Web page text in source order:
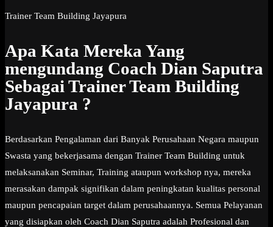
Trainer Team Building Jayapura
Apa Kata Mereka Yang
mengundang Coach Dian Saputra
Sebagai Trainer Team Building
Jayapura ?
Berdasarkan Pengalaman dari Banyak Perusahaan Negara maupun
Swasta yang bekerjasama dengan Trainer Team Building untuk
melaksanakan Seminar, Training ataupun workshop nya, mereka
merasakan dampak signifikan dalam peningkatan kualitas personal
maupun pencapaian target dalam perusahaannya. Semua Pelayanan
yang disiapkan oleh Coach Dian Saputra adalah Profesional dan